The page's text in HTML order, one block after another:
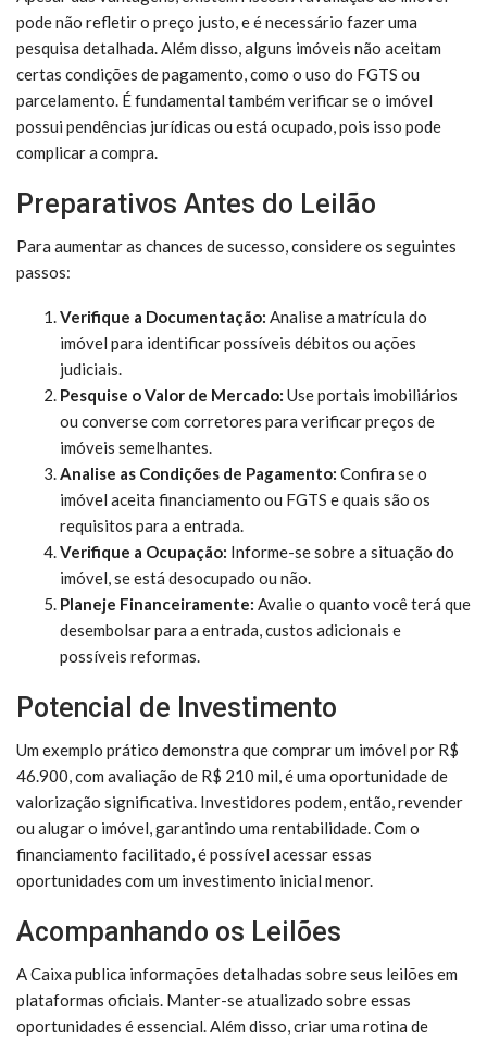
pode não refletir o preço justo, e é necessário fazer uma
pesquisa detalhada. Além disso, alguns imóveis não aceitam
certas condições de pagamento, como o uso do FGTS ou
parcelamento. É fundamental também verificar se o imóvel
possui pendências jurídicas ou está ocupado, pois isso pode
complicar a compra.
Preparativos Antes do Leilão
Para aumentar as chances de sucesso, considere os seguintes
passos:
Verifique a Documentação: Analise a matrícula do
imóvel para identificar possíveis débitos ou ações
judiciais.
Pesquise o Valor de Mercado: Use portais imobiliários
ou converse com corretores para verificar preços de
imóveis semelhantes.
Analise as Condições de Pagamento: Confira se o
imóvel aceita financiamento ou FGTS e quais são os
requisitos para a entrada.
Verifique a Ocupação: Informe-se sobre a situação do
imóvel, se está desocupado ou não.
Planeje Financeiramente: Avalie o quanto você terá que
desembolsar para a entrada, custos adicionais e
possíveis reformas.
Potencial de Investimento
Um exemplo prático demonstra que comprar um imóvel por R$
46.900, com avaliação de R$ 210 mil, é uma oportunidade de
valorização significativa. Investidores podem, então, revender
ou alugar o imóvel, garantindo uma rentabilidade. Com o
financiamento facilitado, é possível acessar essas
oportunidades com um investimento inicial menor.
Acompanhando os Leilões
A Caixa publica informações detalhadas sobre seus leilões em
plataformas oficiais. Manter-se atualizado sobre essas
oportunidades é essencial. Além disso, criar uma rotina de